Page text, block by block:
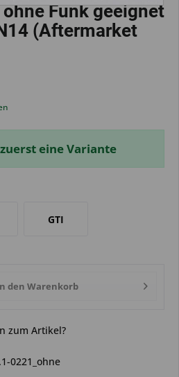
Funk geeignet
(Aftermarket
eine Variante
GTI
den Warenkorb
zum Artikel?
0221_ohne